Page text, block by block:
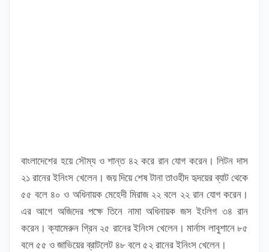
বাংলাদেশের হয়ে সৌম্য ও শান্ত ৪২ করে রান যোগ করেন। লিটন দাস
২১ রানের ইনিংস খেলেন। জয় দিয়ে শেষ টানা তাওহীদ হৃদয়ের ব্যাট থেকে
৫৫ বলে ৪০ ও অধিনায়ক মেহেদী মিরাজ ২২ বলে ২২ রান যোগ করেন।
এর আগে অজিদের পক্ষে তিনে নামা অধিনায়ক জস ইংলিগ ৩৪ রান
করেন। ক্যামেরুন গ্রিন ২৫ রানের ইনিংস খেলেন। মার্নাস লাবুশানে ৮৫
বলে ৫৫ ও জাভিয়ের ব্রাটলেট ৪৮ বলে ৫২ রানের ইনিংস খেলেন।